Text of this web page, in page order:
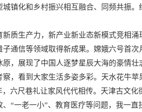
城镇化和乡村振兴相互融合、同频共振
新质生产力，新产业新业态新模式竞相
子通信等领域取得新成果。嫦娥六号首
，展现了中国人逐梦星辰大海的豪情壮
察，看到大家生活多姿多彩。天水花牛
，六尺巷礼让家风代代相传。天津古文化
、“一老一小”、教育医疗等问题，我一